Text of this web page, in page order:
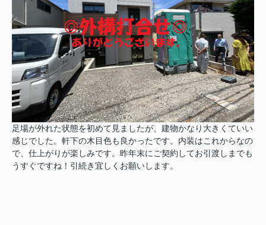
足場が外れた状態を初めて見ましたが、建物かなり大きくていい
感じでした。軒下の木目色も良かったです。 内装はこれからなの
で、仕上がりが楽しみです。 昨年末にご契約してお引渡しまでも
うすぐですね！引続き宜しくお願いします。